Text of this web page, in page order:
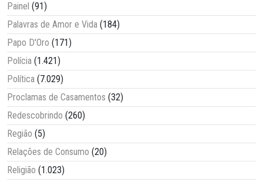
Painel (91)
Palavras de Amor e Vida (184)
Papo D'Oro (171)
Polícia (1.421)
Política (7.029)
Proclamas de Casamentos (32)
Redescobrindo (260)
Região (5)
Relações de Consumo (20)
Religião (1.023)